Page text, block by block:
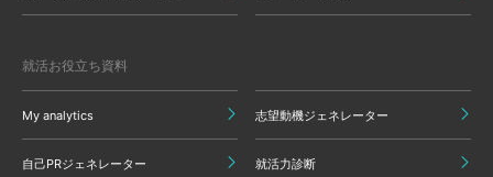
就活お役立ち資料
My analytics 志望動機ジェネレーター
自己PRジェネレーター 就活力診断